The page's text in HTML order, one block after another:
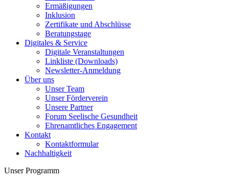
Ermäßigungen
Inklusion
Zertifikate und Abschlüsse
Beratungstage
Digitales & Service
Digitale Veranstaltungen
Linkliste (Downloads)
Newsletter-Anmeldung
Über uns
Unser Team
Unser Förderverein
Unsere Partner
Forum Seelische Gesundheit
Ehrenamtliches Engagement
Kontakt
Kontaktformular
Nachhaltigkeit
Unser Programm